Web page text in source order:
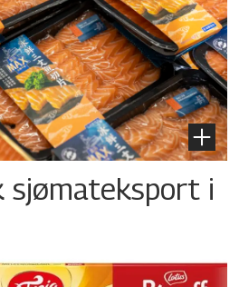
sjømateksport i